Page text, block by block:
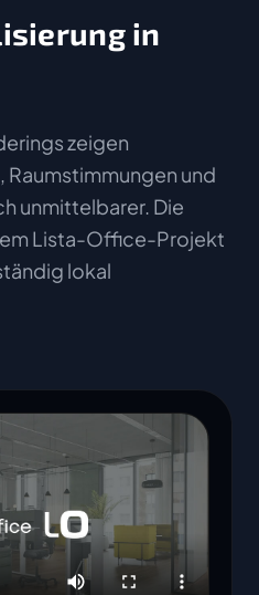
in
zeigen
und
unmittelbarer. Die
Lista-Office-Projekt
lokal